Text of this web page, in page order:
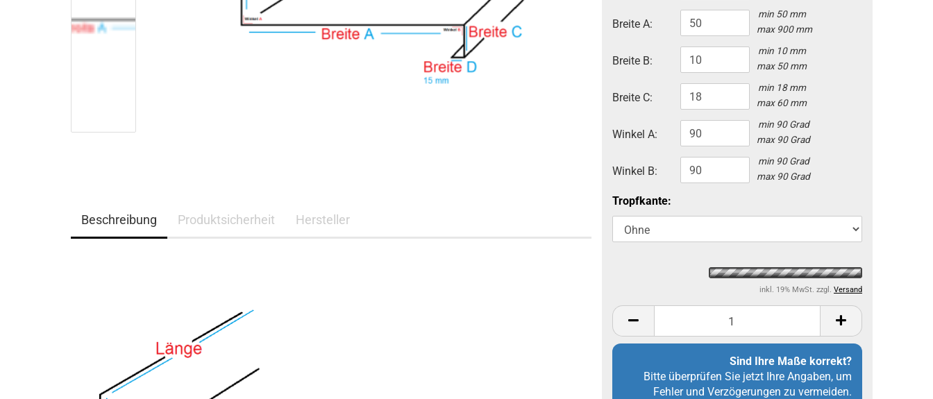
Edelstahl Strukturblech
Stahlblech verzinkt
Stahl verzinkt Ral
Stahl verzinkt glatt RAL
nasslackiert
Stahl verzinkt ohne
nasslackiert
Stahl verzinkt ohne
Schutzfolie
Breite A:
min 50 mm
max 900 mm
Breite B:
min 10 mm
max 50 mm
Breite C:
min 18 mm
max 60 mm
Winkel A:
min 90 Grad
max 90 Grad
Winkel B:
min 90 Grad
max 90 Grad
Tropfkante:
inkl. 19% MwSt. zzgl. Versand
Sind Ihre Maße korrekt?
Bitte überprüfen Sie jetzt Ihre Angaben, um
Fehler und Verzögerungen zu vermeiden.
Beschreibung Produktsicherheit Hersteller